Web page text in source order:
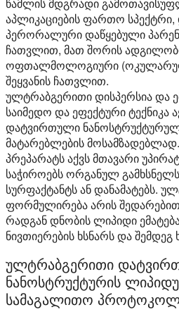
აპლიკაციების ფართო
პერორალური დაწყებული
ჩათვლით, მათ შორის
ოფთალმოლოგიური
შეყვანის ჩათვლით.
ულტრაბგერითი დისპერსია და
საიმედო და ეფექტური ტექნიკა
დატვირთული
მატარებლების
პრეპარატს აქვს მთავარი
საჭიროებს ორგანულ
სურფაქტანტს ან დანამატებს.
ფორმულირება არის
რადგან დნობის ლიპიდი
ნივთიერების ხსნარს და შემდეგ
ულტრაბგერითი
ნანოსტრუქტურის
სამაგალითო